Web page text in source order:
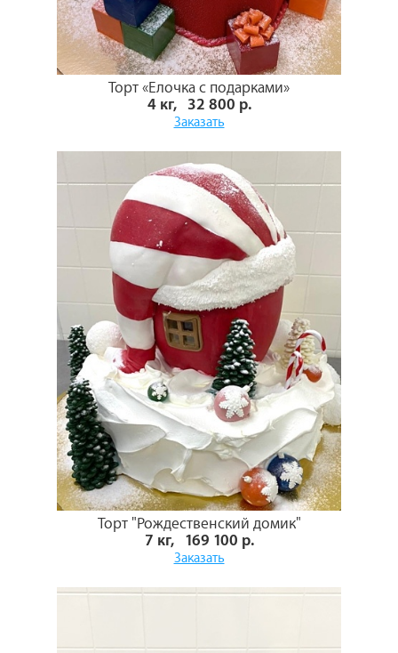
Торт «Елочка с подарками»
4 кг, 32 800 р.
Заказать
Торт "Рождественский домик"
7 кг, 169 100 р.
Заказать